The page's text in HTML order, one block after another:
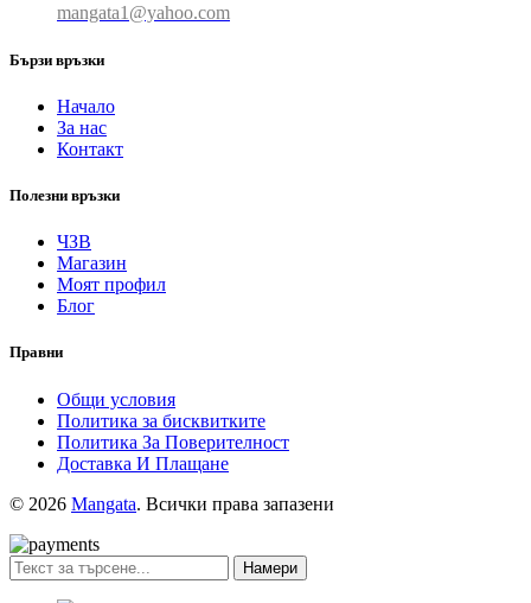
mangata1@yahoo.com
Бързи връзки
Начало
За нас
Контакт
Полезни връзки
ЧЗВ
Магазин
Моят профил
Блог
Правни
Общи условия
Политика за бисквитките
Политика За Поверителност
Доставка И Плащане
© 2026 Mangata. Всички права запазени
Намери